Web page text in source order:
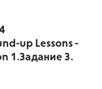
up Lessons -
1.Задание 3.